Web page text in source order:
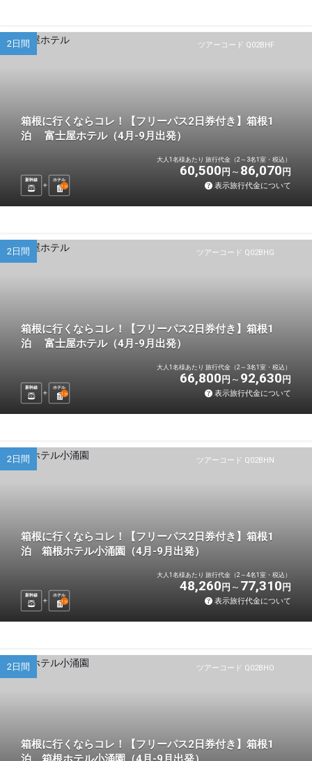
ツアーコード Q02BHF
2日間
箱根に行くならコレ！【フリーパス2日券付き】箱根1
泊 富士屋ホテル（4月-9月出発）
新幹線
ホテル
1 泊
大人1名様あたり 旅行代金（2～3名1室・税込）
60,500 円 86,070 円
表示旅行代金について
ツアーコード Q02BHG
2日間
箱根に行くならコレ！【フリーパス2日券付き】箱根1
泊 富士屋ホテル（4月-9月出発）
新幹線
ホテル
1 泊
大人1名様あたり 旅行代金（2～3名1室・税込）
66,800 円 92,630 円
表示旅行代金について
ツアーコード Q02BHN
2日間
箱根に行くならコレ！【フリーパス2日券付き】箱根1
泊 箱根ホテル小涌園（4月-9月出発）
新幹線
ホテル
1 泊
大人1名様あたり 旅行代金（2～4名1室・税込）
48,260 円 77,310 円
表示旅行代金について
ツアーコード Q02BHO
2日間
箱根に行くならコレ！【フリーパス2日券付き】箱根1